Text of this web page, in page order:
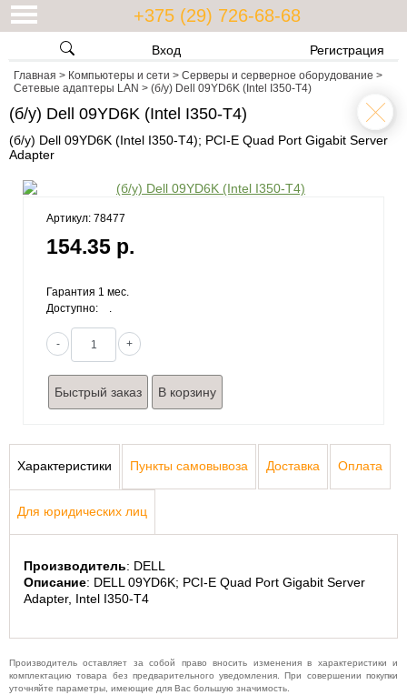
+375 (29) 726-68-68
Вход Регистрация
Главная > Компьютеры и сети > Серверы и серверное оборудование >
Сетевые адаптеры LAN > (б/у) Dell 09YD6K (Intel I350-T4)
(б/у) Dell 09YD6K (Intel I350-T4)
(б/у) Dell 09YD6K (Intel I350-T4); PCI-E Quad Port Gigabit Server
Adapter
Артикул: 78477
154.35 р.
Гарантия 1 мес.
Доступно:
.
- +
Быстрый заказ
Характеристики Пункты самовывоза Доставка Оплата
Для юридических лиц
Производитель: DELL
Описание: DELL 09YD6K; PCI-E Quad Port Gigabit Server
Adapter, Intel I350-T4
Производитель оставляет за собой право вносить изменения в характеристики и
комплектацию товара без предварительного уведомления. При совершении покупки
уточняйте параметры, имеющие для Вас большую значимость.